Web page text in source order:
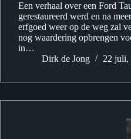
Een verhaal over een Ford
gerestaureerd werd en na
erfgoed weer op de weg zal
nog waardering opbrengen
in…
Dirk de Jong
22 juli,